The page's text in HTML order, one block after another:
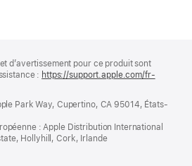
d’avertissement pour ce produit sont
: https://support.apple.com/fr-
Park Way, Cupertino, CA 95014, États-
: Apple Distribution International
Hollyhill, Cork, Irlande